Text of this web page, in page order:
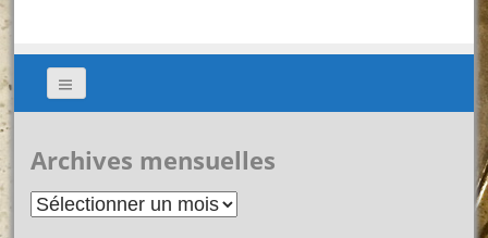
Archives mensuelles
Archives